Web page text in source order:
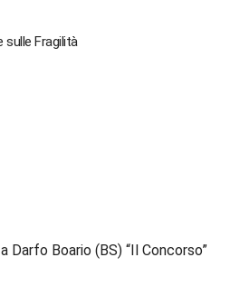
sulle Fragilità
Darfo Boario (BS) “Il Concorso”